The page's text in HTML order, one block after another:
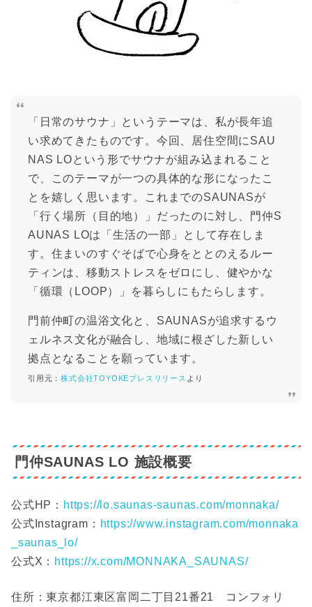
「日常のサウナ」というテーマは、私が長年追
い求めてきたものです。今回、居住空間にSAU
NAS LOという形でサウナが組み込まれること
で、このテーマが一つの具体的な形になったこ
とを嬉しく思います。これまでのSAUNASが
「行く場所（目的地）」だったのに対し、門仲S
AUNAS LOは「生活の一部」として存在しま
す。住まいのすぐそばで心身をととのえるルー
ティンは、移動ストレスをゼロにし、健やかな
「循環（LOOP）」を暮らしにもたらします。
門前仲町の温浴文化と、SAUNASが追求するウ
ェルネス文化が融合し、地域に根ざした新しい
拠点となることを願っています。
引用元：株式会社TOYOKEプレスリリース より
門仲SAUNAS LO 施設概要
公式HP： https://lo.saunas-saunas.com/monnaka/
公式Instagram： https://www.instagram.com/monnaka
_saunas_lo/
公式X： https://x.com/MONNAKA_SAUNAS/
住所：東京都江東区富岡二丁目21番21 コンフォリ